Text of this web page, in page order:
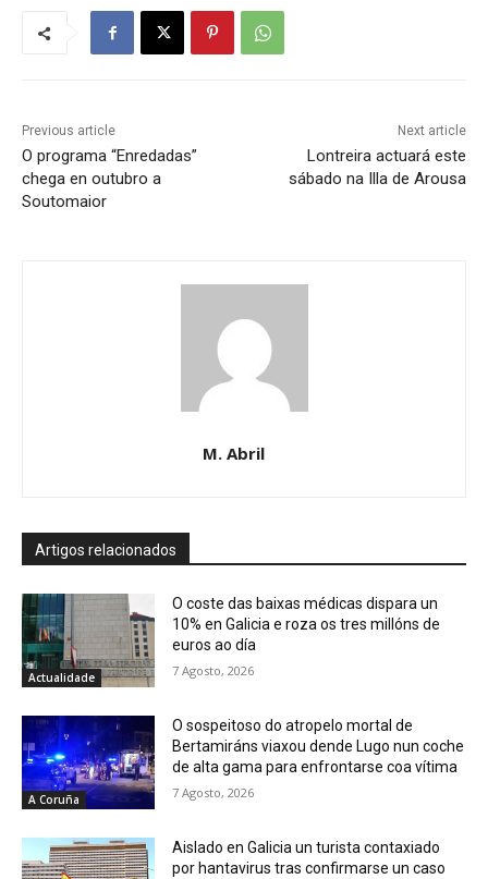
Previous article
O programa “Enredadas”
chega en outubro a
Soutomaior
Next article
Lontreira actuará este
sábado na Illa de Arousa
M. Abril
Artigos relacionados
Actualidade
O coste das baixas médicas dispara un
10% en Galicia e roza os tres millóns de
euros ao día
7 Agosto, 2026
A Coruña
O sospeitoso do atropelo mortal de
Bertamiráns viaxou dende Lugo nun coche
de alta gama para enfrontarse coa vítima
7 Agosto, 2026
Aislado en Galicia un turista contaxiado
por hantavirus tras confirmarse un caso